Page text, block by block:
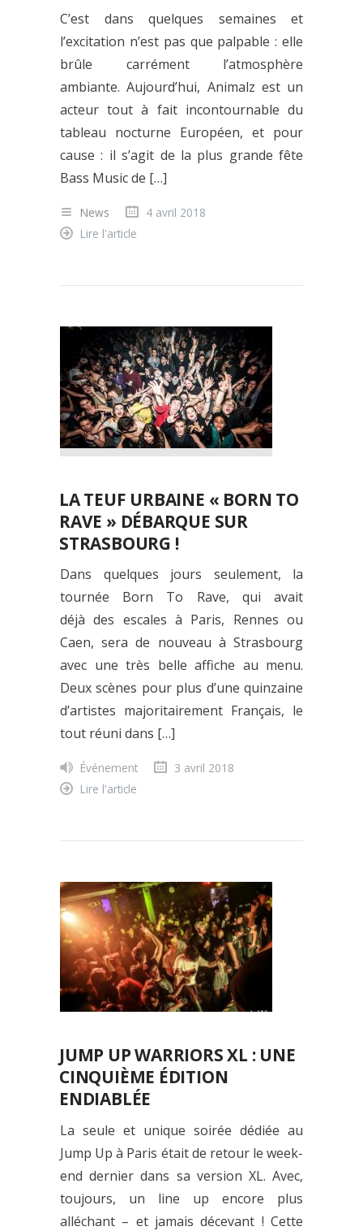
C’est dans quelques semaines et
l’excitation n’est pas que palpable : elle
brûle carrément l’atmosphère
ambiante. Aujourd’hui, Animalz est un
acteur tout à fait incontournable du
tableau nocturne Européen, et pour
cause : il s’agit de la plus grande fête
Bass Music de […]
News
4 avril 2018
Lire l'article
LA TEUF URBAINE « BORN TO
RAVE » DÉBARQUE SUR
STRASBOURG !
Dans quelques jours seulement, la
tournée Born To Rave, qui avait
déjà des escales à Paris, Rennes ou
Caen, sera de nouveau à Strasbourg
avec une très belle affiche au menu.
Deux scènes pour plus d’une quinzaine
d’artistes majoritairement Français, le
tout réuni dans […]
Événement
3 avril 2018
Lire l'article
JUMP UP WARRIORS XL : UNE
CINQUIÈME ÉDITION
ENDIABLÉE
La seule et unique soirée dédiée au
Jump Up à Paris était de retour le week-
end dernier dans sa version XL. Avec,
toujours, un line up encore plus
alléchant – et jamais décevant ! Cette